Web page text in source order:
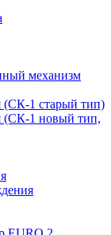
механизм
(СК-1 старый тип)
(СК-1 новый тип,